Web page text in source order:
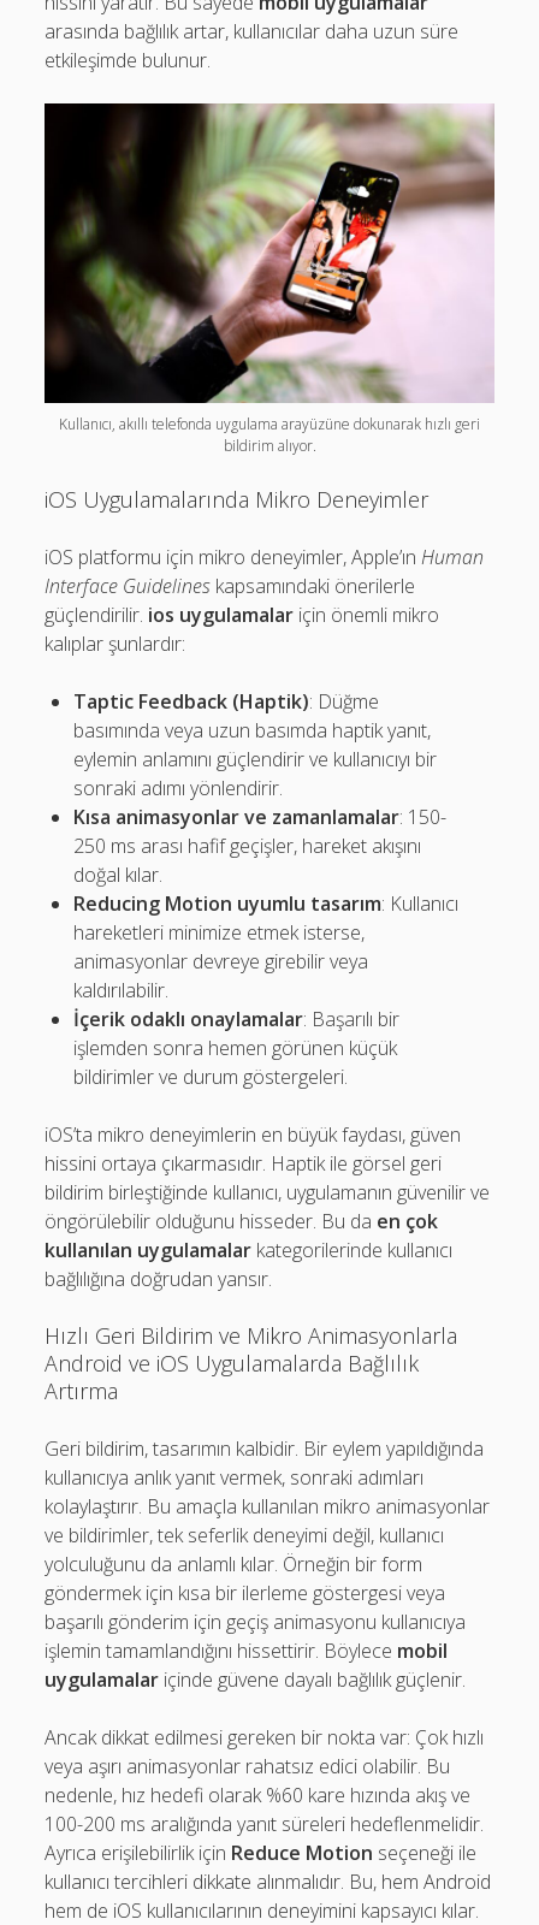
arasında bağlılık artar, kullanıcılar daha uzun süre
etkileşimde bulunur.
Kullanıcı, akıllı telefonda uygulama arayüzüne dokunarak hızlı geri
bildirim alıyor.
iOS Uygulamalarında Mikro Deneyimler
iOS platformu için mikro deneyimler, Apple’ınHuman
Interface Guidelines kapsamındaki önerilerle
güçlendirilir. ios uygulamalar için önemli mikro
kalıplar şunlardır:
Taptic Feedback (Haptik): Düğme
basımında veya uzun basımda haptik yanıt,
eylemin anlamını güçlendirir ve kullanıcıyı bir
sonraki adımı yönlendirir.
Kısa animasyonlar ve zamanlamalar: 150-
250 ms arası hafif geçişler, hareket akışını
doğal kılar.
Reducing Motion uyumlu tasarım: Kullanıcı
hareketleri minimize etmek isterse,
animasyonlar devreye girebilir veya
kaldırılabilir.
İçerik odaklı onaylamalar: Başarılı bir
işlemden sonra hemen görünen küçük
bildirimler ve durum göstergeleri.
iOS’ta mikro deneyimlerin en büyük faydası, güven
hissini ortaya çıkarmasıdır. Haptik ile görsel geri
bildirim birleştiğinde kullanıcı, uygulamanın güvenilir ve
öngörülebilir olduğunu hisseder. Bu da en çok
kullanılan uygulamalar kategorilerinde kullanıcı
bağlılığına doğrudan yansır.
Hızlı Geri Bildirim ve Mikro Animasyonlarla
Android ve iOS Uygulamalarda Bağlılık
Artırma
Geri bildirim, tasarımın kalbidir. Bir eylem yapıldığında
kullanıcıya anlık yanıt vermek, sonraki adımları
kolaylaştırır. Bu amaçla kullanılan mikro animasyonlar
ve bildirimler, tek seferlik deneyimi değil, kullanıcı
yolculuğunu da anlamlı kılar. Örneğin bir form
göndermek için kısa bir ilerleme göstergesi veya
başarılı gönderim için geçiş animasyonu kullanıcıya
işlemin tamamlandığını hissettirir. Böylece mobil
uygulamalar içinde güvene dayalı bağlılık güçlenir.
Ancak dikkat edilmesi gereken bir nokta var: Çok hızlı
veya aşırı animasyonlar rahatsız edici olabilir. Bu
nedenle, hız hedefi olarak %60 kare hızında akış ve
100-200 ms aralığında yanıt süreleri hedeflenmelidir.
Ayrıca erişilebilirlik için Reduce Motion seçeneği ile
kullanıcı tercihleri dikkate alınmalıdır. Bu, hem Android
hem de iOS kullanıcılarının deneyimini kapsayıcı kılar.